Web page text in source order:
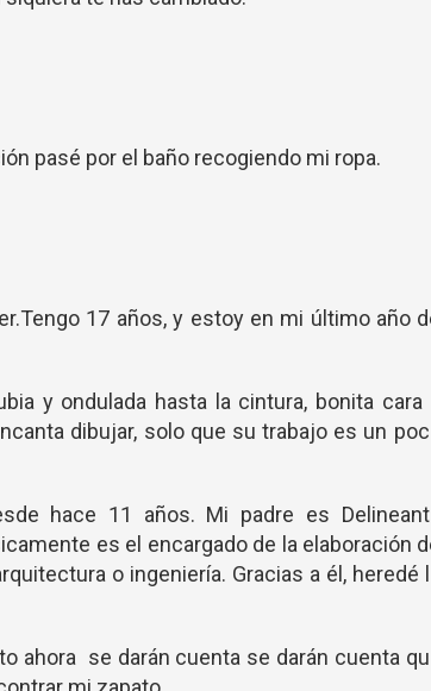
pasé por el baño recogiendo mi ropa.
17 años, y estoy en mi último año
y ondulada hasta la cintura, bonita cara
dibujar, solo que su trabajo es un
hace 11 años. Mi padre es
es el encargado de la elaboración
o ingeniería. Gracias a él, heredé
ahora se darán cuenta se darán cuenta